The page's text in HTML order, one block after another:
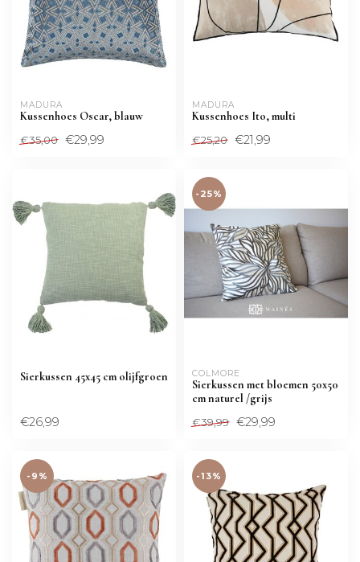
MADURA
Kussenhoes Oscar, blauw
€35,00 €29,99
MADURA
Kussenhoes Ito, multi
€25,20 €21,99
Sierkussen 45x45 cm olijfgroen
€26,99
-25%
COLMORE
Sierkussen met bloemen 50x50
cm naturel /grijs
€39,99 €29,99
-9% -13%